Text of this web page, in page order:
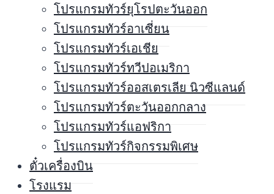
โปรแกรมทัวร์ยุโรปตะวันออก
โปรแกรมทัวร์อาเซี่ยน
โปรแกรมทัวร์เอเชีย
โปรแกรมทัวร์ทวีปอเมริกา
โปรแกรมทัวร์ออสเตรเลีย นิวซีแลนด์
โปรแกรมทัวร์ตะวันออกกลาง
โปรแกรมทัวร์แอฟริกา
โปรแกรมทัวร์กิจกรรมพิเศษ
ตั๋วเครื่องบิน
โรงแรม